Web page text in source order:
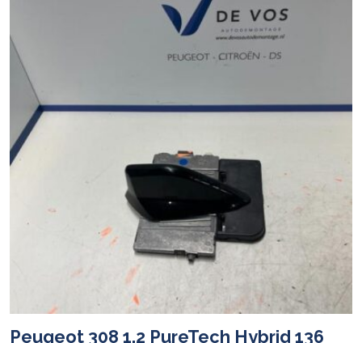
Peugeot 308 1.2 PureTech Hybrid 136